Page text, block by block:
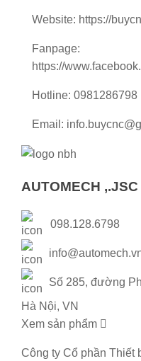
Website: https://
Fanpage:
https://
Hotline: 0981286798
Email:
AUTOMECH ,.JSC
098.128.6798
Số 285, đường
Hà Nội, VN
Xem sản phẩm
Công ty Cổ phần Thiết